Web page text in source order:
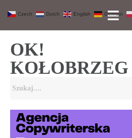
OK!
KOŁOBRZEG
Czech Dutch English German